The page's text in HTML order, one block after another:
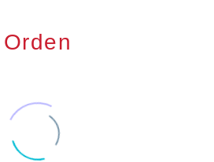
Orden